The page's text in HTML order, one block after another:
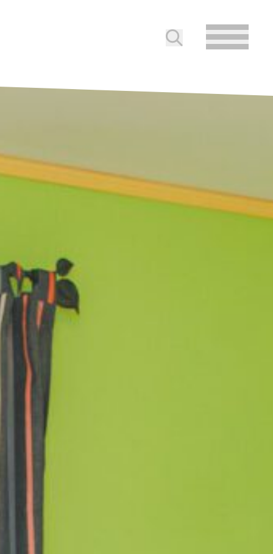
Soumettre la